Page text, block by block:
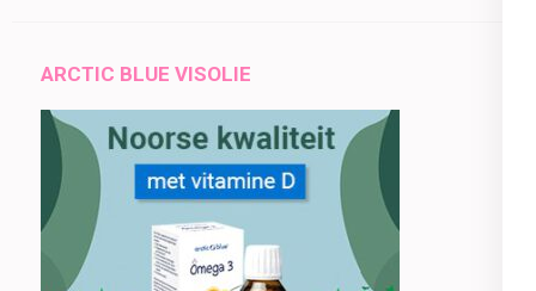
ARCTIC BLUE VISOLIE